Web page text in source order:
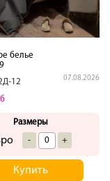
белье
12
07.08.2026
Размеры
- +
Купить